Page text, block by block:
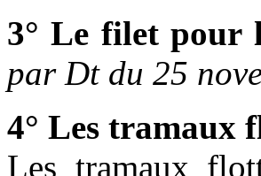
3° Le filet pour
par Dt du 25
4° Les tramaux
Les tramaux